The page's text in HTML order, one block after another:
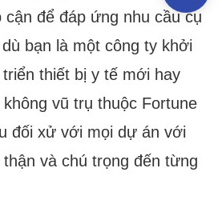
để đáp ứng nhu cầu cụ
bạn là một công ty khởi
thiết bị y tế mới hay
vũ trụ thuộc Fortune
đối xử với mọi dự án với
và chú trọng đến từng